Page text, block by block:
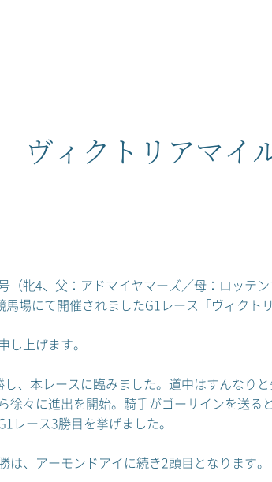
ヴィクトリアマ
（牝4、父：アドマイヤマーズ／母：ロッテ
場にて開催されましたG1レース「ヴィクト
上げます。
、本レースに臨みました。道中はすんなり
徐々に進出を開始。騎手がゴーサインを送る
レース3勝目を挙げました。
、アーモンドアイに続き2頭目となります。